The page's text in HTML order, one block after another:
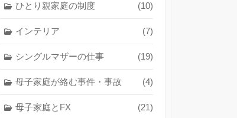
ひとり親家庭の制度 (10)
インテリア (7)
シングルマザーの仕事 (19)
母子家庭が絡む事件・事故 (4)
母子家庭とFX (21)